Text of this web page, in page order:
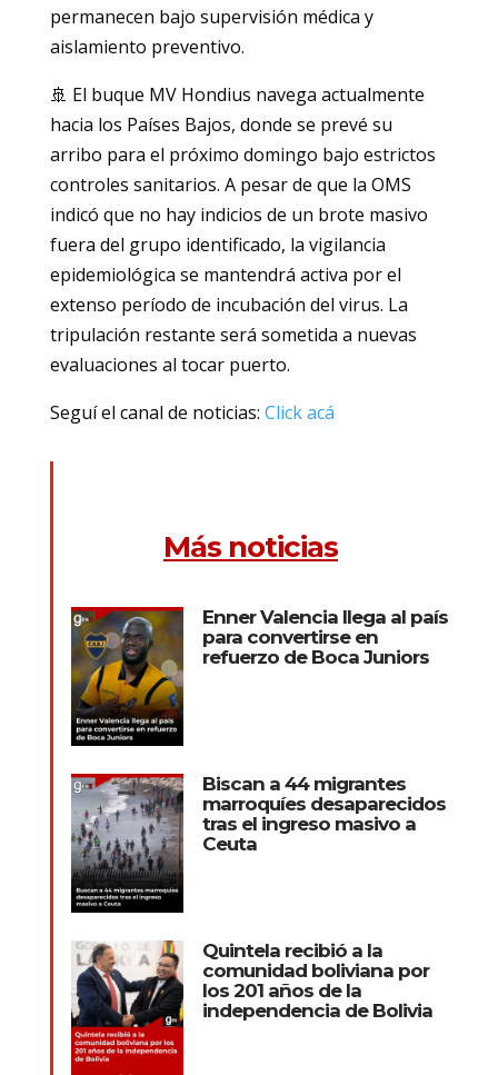
permanecen bajo supervisión médica y
aislamiento preventivo.
🚢 El buque MV Hondius navega actualmente
hacia los Países Bajos, donde se prevé su
arribo para el próximo domingo bajo estrictos
controles sanitarios. A pesar de que la OMS
indicó que no hay indicios de un brote masivo
fuera del grupo identificado, la vigilancia
epidemiológica se mantendrá activa por el
extenso período de incubación del virus. La
tripulación restante será sometida a nuevas
evaluaciones al tocar puerto.
Seguí el canal de noticias: Click acá
Más noticias
Enner Valencia llega al país
para convertirse en
refuerzo de Boca Juniors
Biscan a 44 migrantes
marroquíes desaparecidos
tras el ingreso masivo a
Ceuta
Quintela recibió a la
comunidad boliviana por
los 201 años de la
independencia de Bolivia